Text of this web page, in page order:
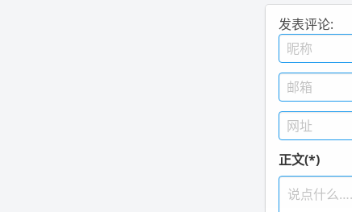
发表评论:
正文(*)